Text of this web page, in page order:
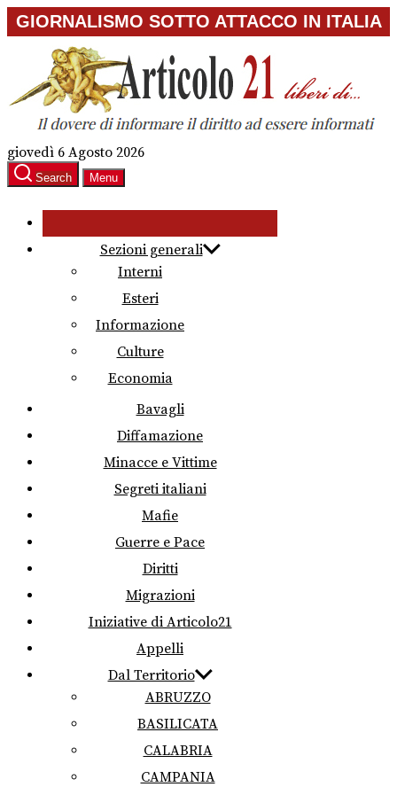
Skip
to
content
GIORNALISMO SOTTO ATTACCO IN ITALIA
giovedì 6 Agosto 2026
Search Menu
Sezioni generali
Interni
Esteri
Informazione
Culture
Economia
Bavagli
Diffamazione
Minacce e Vittime
Segreti italiani
Mafie
Guerre e Pace
Diritti
Migrazioni
Iniziative di Articolo21
Appelli
Dal Territorio
ABRUZZO
BASILICATA
CALABRIA
CAMPANIA